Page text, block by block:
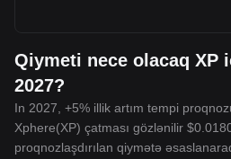
Qiymeti nece olacaq XP
2027?
In 2027, +5% illik artım tempi
Xphere(XP) çatması gözlənilir
proqnozlaşdırılan qiymətə